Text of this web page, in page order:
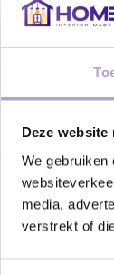
Deze
We gebruiken
media,
verstrekt of